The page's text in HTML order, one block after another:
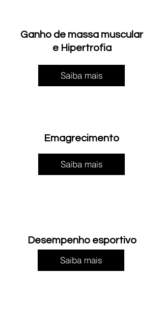
Ganho de massa muscular
e Hipertrofia
Saiba mais
Emagrecimento
Saiba mais
Desempenho esportivo
Saiba mais